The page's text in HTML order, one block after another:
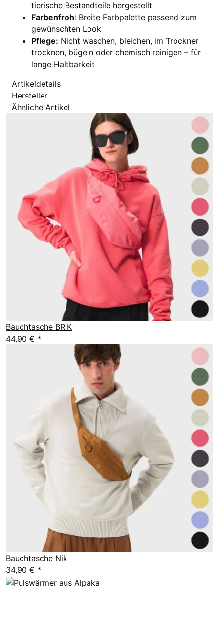
tierische Bestandteile hergestellt
Farbenfroh: Breite Farbpalette passend zum
gewünschten Look
Pflege: Nicht waschen, bleichen, im Trockner
trocknen, bügeln oder chemisch reinigen – für
lange Haltbarkeit
Artikeldetails
Hersteller
Ähnliche Artikel
Bauchtasche BRIK
44,90 € *
Bauchtasche Nik
34,90 € *